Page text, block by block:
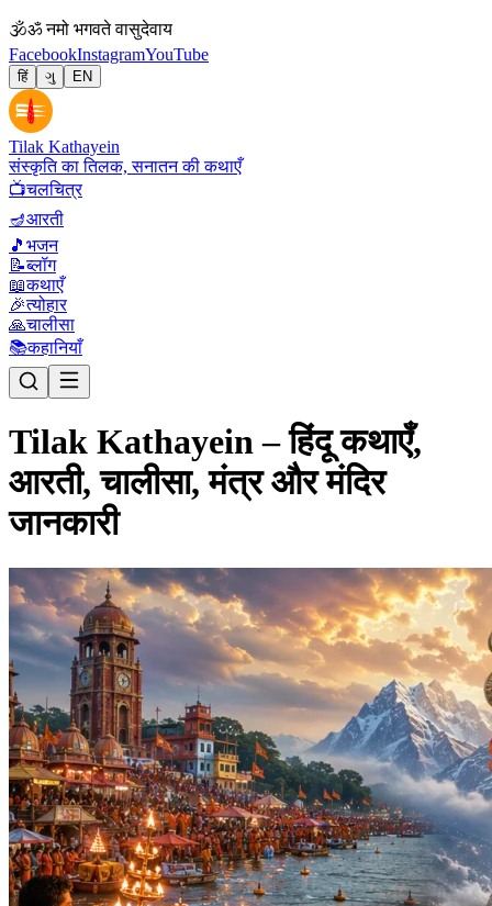
🕉ॐ नमो भगवते वासुदेवाय
FacebookInstagramYouTube
हिं ગુ EN
Tilak Kathayein
संस्कृति का तिलक, सनातन की कथाएँ
📺चलचित्र
🪔आरती
🎵 भजन
📝ब्लॉग
📖कथाएँ
🎉त्योहार
🙏चालीसा
📚कहानियाँ
Tilak Kathayein – हिंदू कथाएँ,
आरती, चालीसा, मंत्र और मंदिर
जानकारी